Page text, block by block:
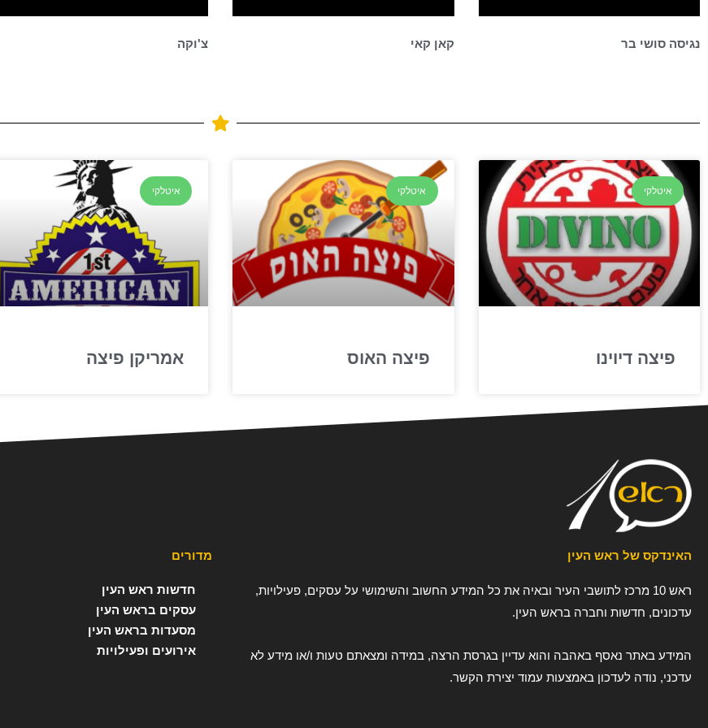
נגיסה סושי בר קאן קאי צ'וקה
איטלקי
פיצה דיוינו
איטלקי
פיצה האוס
איטלקי
אמריקן פיצה
האינדקס של ראש העין
ראש 10 מרכז לתושבי העיר ובאיה את כל המידע החשוב והשימושי על עסקים, פעילויות,
עדכונים, חדשות וחברה בראש העין.
המידע באתר נאסף באהבה והוא עדיין בגרסת הרצה, במידה ומצאתם טעות ו/או מידע לא
עדכני, נודה לעדכון באמצעות עמוד יצירת הקשר.
מדורים
חדשות ראש העין
עסקים בראש העין
מסעדות בראש העין
אירועים ופעילויות